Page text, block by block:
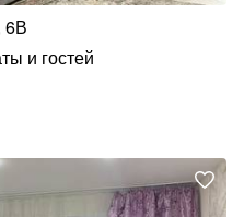
6В
и гостей